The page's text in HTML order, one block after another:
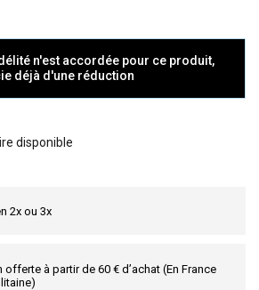
n'est accordée pour ce produit,
déjà d'une réduction
disponible
2x ou 3x
offerte à partir de 60 € d’achat (En France